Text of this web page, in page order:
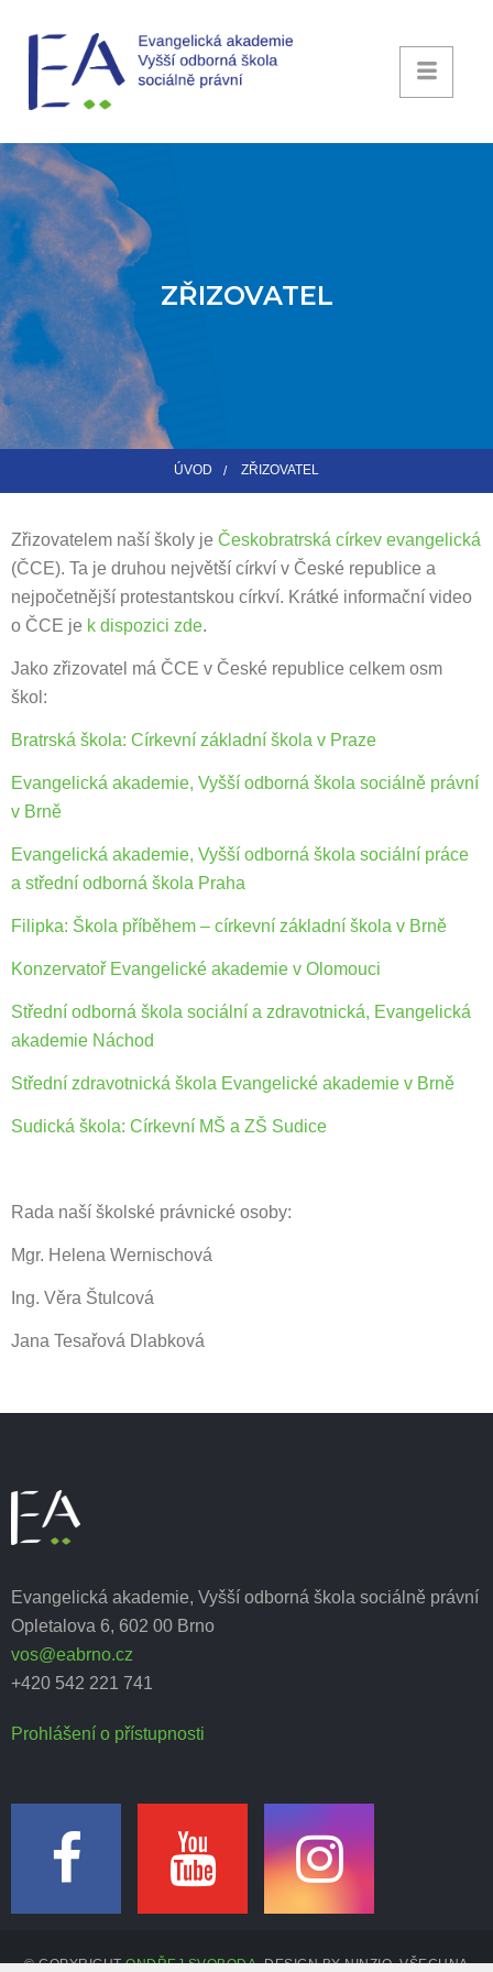
ZŘIZOVATEL
ÚVOD ZŘIZOVATEL
Zřizovatelem naší školy je Českobratrská církev evangelická
(ČCE). Ta je druhou největší církví v České republice a
nejpočetnější protestantskou církví. Krátké informační video
o ČCE je k dispozici zde.
Jako zřizovatel má ČCE v České republice celkem osm
škol:
Bratrská škola: Církevní základní škola v Praze
Evangelická akademie, Vyšší odborná škola sociálně právní
v Brně
Evangelická akademie, Vyšší odborná škola sociální práce
a střední odborná škola Praha
Filipka: Škola příběhem – církevní základní škola v Brně
Konzervatoř Evangelické akademie v Olomouci
Střední odborná škola sociální a zdravotnická, Evangelická
akademie Náchod
Střední zdravotnická škola Evangelické akademie v Brně
Sudická škola: Církevní MŠ a ZŠ Sudice
Rada naší školské právnické osoby:
Mgr. Helena Wernischová
Ing. Věra Štulcová
Jana Tesařová Dlabková
Evangelická akademie, Vyšší odborná škola sociálně právní
Opletalova 6, 602 00 Brno
vos@eabrno.cz
+420 542 221 741
Prohlášení o přístupnosti
© COPYRIGHTONDŘEJ SVOBODA. DESIGN BY NINZIO. VŠECHNA